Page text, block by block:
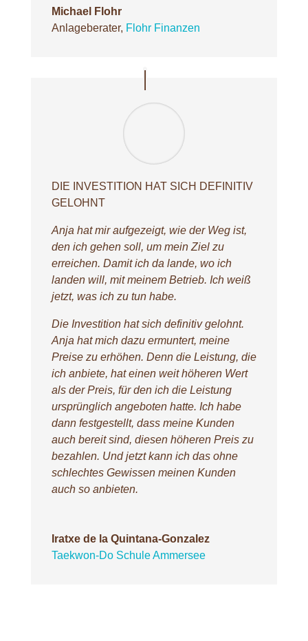
Michael Flohr
Anlageberater, Flohr Finanzen
DIE INVESTITION HAT SICH DEFINITIV
GELOHNT
Anja hat mir aufgezeigt, wie der Weg ist,
den ich gehen soll, um mein Ziel zu
erreichen. Damit ich da lande, wo ich
landen will, mit meinem Betrieb. Ich weiß
jetzt, was ich zu tun habe.
Die Investition hat sich definitiv gelohnt.
Anja hat mich dazu ermuntert, meine
Preise zu erhöhen. Denn die Leistung, die
ich anbiete, hat einen weit höheren Wert
als der Preis, für den ich die Leistung
ursprünglich angeboten hatte. Ich habe
dann festgestellt, dass meine Kunden
auch bereit sind, diesen höheren Preis zu
bezahlen. Und jetzt kann ich das ohne
schlechtes Gewissen meinen Kunden
auch so anbieten.
Iratxe de la Quintana-Gonzalez
Taekwon-Do Schule Ammersee